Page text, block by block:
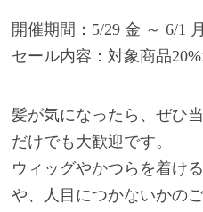
開催期間：5/29 金 ～ 6/1 月
セール内容：対象商品
髪が気になったら、ぜひ
だけでも大歓迎です。
ウィッグやかつらを着け
や、人目につかないかのご